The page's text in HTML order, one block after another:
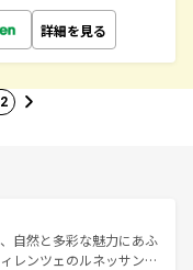
詳細を見る
自然と多彩な魅力にあふ
レンツェのルネッサンス